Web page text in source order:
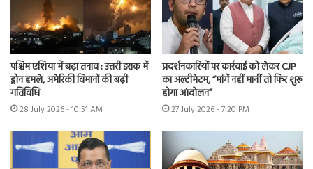
पश्चिम एशिया में बढ़ा तनाव : उत्तरी इराक में
ड्रोन हमले, अमेरिकी विमानों की बढ़ी
गतिविधि
28 July 2026 - 10:51 AM
प्रदर्शनकारियों पर कार्रवाई को लेकर CJP
का अल्टीमेटम, “मांगें नहीं मानीं तो फिर शुरू
होगा आंदोलन”
27 July 2026 - 7:20 PM